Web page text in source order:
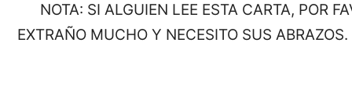
NOTA: SI ALGUIEN LEE ESTA CARTA, POR
EXTRAÑO MUCHO Y NECESITO SUS ABRAZOS.